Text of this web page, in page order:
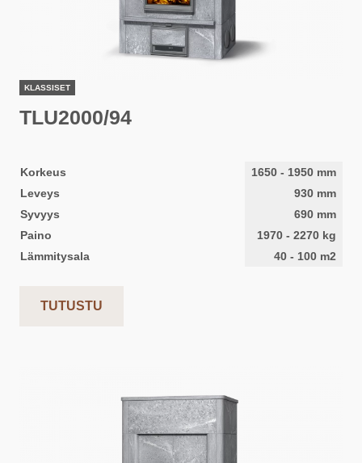
KLASSISET
TLU2000/94
Korkeus 1650 - 1950 mm
Leveys
930 mm
Syvyys
690 mm
Paino
1970 - 2270 kg
Lämmitysala
40 - 100 m2
TUTUSTU